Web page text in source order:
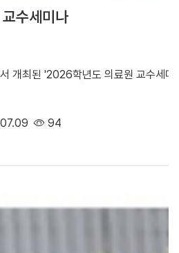
수세미나
개최된 '2026학년도 의료원 교수세
94